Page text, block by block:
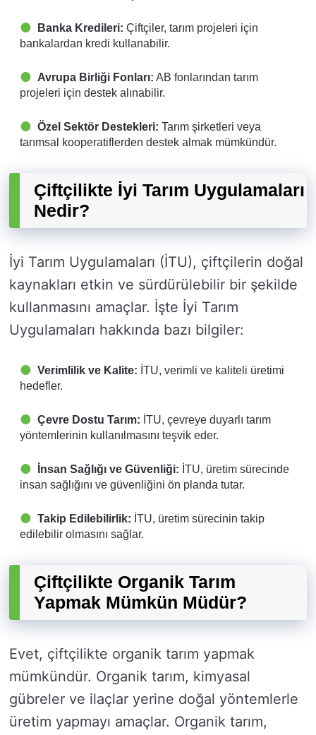
Banka Kredileri: Çiftçiler, tarım projeleri için
bankalardan kredi kullanabilir.
Avrupa Birliği Fonları: AB fonlarından tarım
projeleri için destek alınabilir.
Özel Sektör Destekleri: Tarım şirketleri veya
tarımsal kooperatiflerden destek almak mümkündür.
Çiftçilikte İyi Tarım Uygulamaları
Nedir?
İyi Tarım Uygulamaları (İTU), çiftçilerin doğal
kaynakları etkin ve sürdürülebilir bir şekilde
kullanmasını amaçlar. İşte İyi Tarım
Uygulamaları hakkında bazı bilgiler:
Verimlilik ve Kalite: İTU, verimli ve kaliteli üretimi
hedefler.
Çevre Dostu Tarım: İTU, çevreye duyarlı tarım
yöntemlerinin kullanılmasını teşvik eder.
İnsan Sağlığı ve Güvenliği: İTU, üretim sürecinde
insan sağlığını ve güvenliğini ön planda tutar.
Takip Edilebilirlik: İTU, üretim sürecinin takip
edilebilir olmasını sağlar.
Çiftçilikte Organik Tarım
Yapmak Mümkün Müdür?
Evet, çiftçilikte organik tarım yapmak
mümkündür. Organik tarım, kimyasal
gübreler ve ilaçlar yerine doğal yöntemlerle
üretim yapmayı amaçlar. Organik tarım,